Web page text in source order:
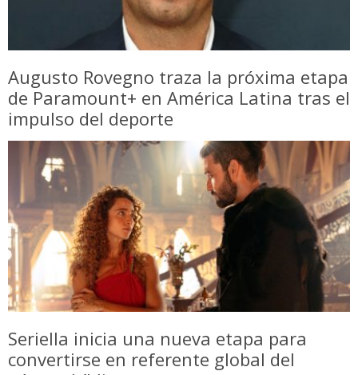
Augusto Rovegno traza la próxima etapa
de Paramount+ en América Latina tras el
impulso del deporte
Seriella inicia una nueva etapa para
convertirse en referente global del